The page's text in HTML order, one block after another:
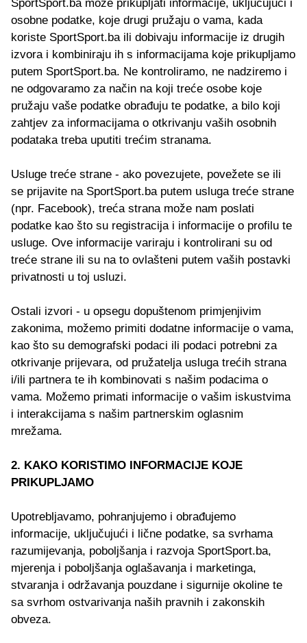
SportSport.ba može prikupljati informacije, uključujući i
osobne podatke, koje drugi pružaju o vama, kada
koriste SportSport.ba ili dobivaju informacije iz drugih
izvora i kombiniraju ih s informacijama koje prikupljamo
putem SportSport.ba. Ne kontroliramo, ne nadziremo i
ne odgovaramo za način na koji treće osobe koje
pružaju vaše podatke obrađuju te podatke, a bilo koji
zahtjev za informacijama o otkrivanju vaših osobnih
podataka treba uputiti trećim stranama.
Usluge treće strane - ako povezujete, povežete se ili
se prijavite na SportSport.ba putem usluga treće strane
(npr. Facebook), treća strana može nam poslati
podatke kao što su registracija i informacije o profilu te
usluge. Ove informacije variraju i kontrolirani su od
treće strane ili su na to ovlašteni putem vaših postavki
privatnosti u toj usluzi.
Ostali izvori - u opsegu dopuštenom primjenjivim
zakonima, možemo primiti dodatne informacije o vama,
kao što su demografski podaci ili podaci potrebni za
otkrivanje prijevara, od pružatelja usluga trećih strana
i/ili partnera te ih kombinovati s našim podacima o
vama. Možemo primati informacije o vašim iskustvima
i interakcijama s našim partnerskim oglasnim
mrežama.
2. KAKO KORISTIMO INFORMACIJE KOJE
PRIKUPLJAMO
Upotrebljavamo, pohranjujemo i obrađujemo
informacije, uključujući i lične podatke, sa svrhama
razumijevanja, poboljšanja i razvoja SportSport.ba,
mjerenja i poboljšanja oglašavanja i marketinga,
stvaranja i održavanja pouzdane i sigurnije okoline te
sa svrhom ostvarivanja naših pravnih i zakonskih
obveza.